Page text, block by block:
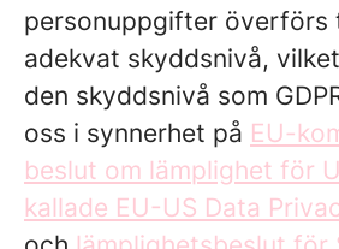
personuppgifter överförs
adekvat skyddsnivå,
den skyddsnivå som
oss i synnerhet på EU-
beslut om lämplighet för
kallade EU-US Data